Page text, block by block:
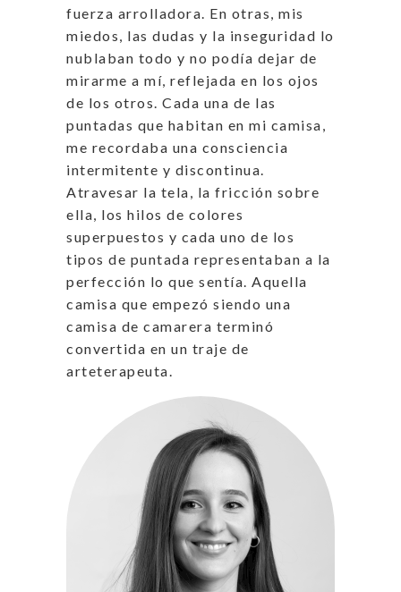
fuerza arrolladora. En otras, mis
miedos, las dudas y la inseguridad lo
nublaban todo y no podía dejar de
mirarme a mí, reflejada en los ojos
de los otros. Cada una de las
puntadas que habitan en mi camisa,
me recordaba una consciencia
intermitente y discontinua.
Atravesar la tela, la fricción sobre
ella, los hilos de colores
superpuestos y cada uno de los
tipos de puntada representaban a la
perfección lo que sentía. Aquella
camisa que empezó siendo una
camisa de camarera terminó
convertida en un traje de
arteterapeuta.